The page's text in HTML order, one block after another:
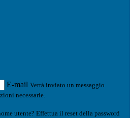
E-mail Verrà inviato un messaggio
necessarie.
utente? Effettua il reset della password